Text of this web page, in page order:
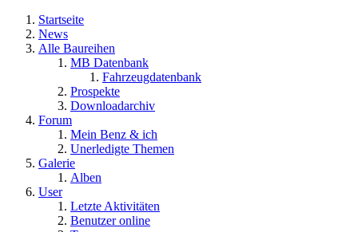
Startseite
News
Alle Baureihen
MB Datenbank
Fahrzeugdatenbank
Prospekte
Downloadarchiv
Forum
Mein Benz & ich
Unerledigte Themen
Galerie
Alben
User
Letzte Aktivitäten
Benutzer online